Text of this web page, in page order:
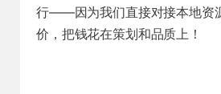
行——因为我们直接对接本地资
价，把钱花在策划和品质上！